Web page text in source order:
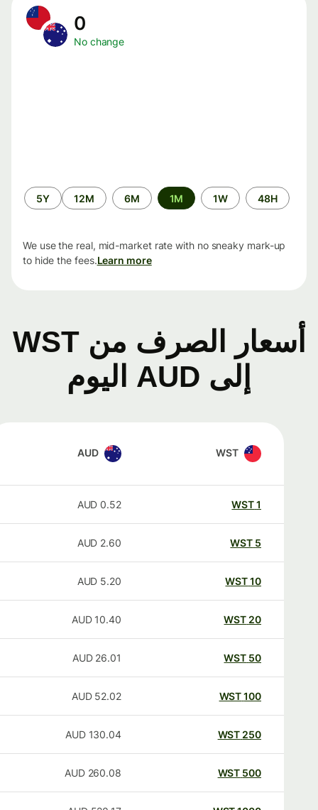
No change
الفترة
الزمنية
48H
1W
1M
6M
12M
5Y
We use the real, mid-market rate with no sneaky mark-up
to hide the fees.Learn more
أسعار الصرف من WST
إلى AUD اليوم
WST
AUD
WST
0.52
AUD
WST
2.60
AUD
WST
5.20
AUD
20
WST
10.40
AUD
50
WST
26.01
AUD
100
WST
52.02
AUD
250
WST
130.04
AUD
500
WST
260.08
AUD